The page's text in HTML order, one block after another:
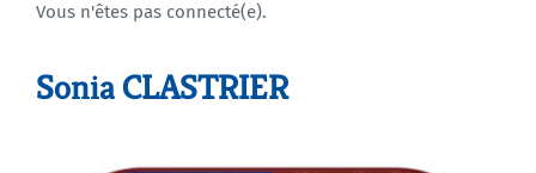
Agenda
Vous n'êtes pas connecté(e).
Sonia CLASTRIER